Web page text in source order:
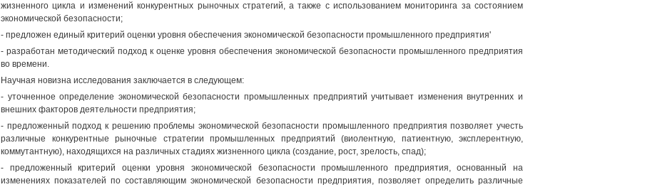
жизненного цикла и изменений конкурентных рыночных стратегий, а также с использованием мониторинга за состоянием
экономической безопасности;
- предложен единый критерий оценки уровня обеспечения экономической безопасности промышленного предприятия'
- разработан методический подход к оценке уровня обеспечения экономической безопасности промышленного предприятия
во времени.
Научная новизна исследования заключается в следующем:
- уточненное определение экономической безопасности промышленных предприятий учитывает изменения внутренних и
внешних факторов деятельности предприятия;
- предложенный подход к решению проблемы экономической безопасности промышленного предприятия позволяет учесть
различные конкурентные рыночные стратегии промышленных предприятий (виолентную, патиентную, эксплерентную,
коммутантную), находящихся на различных стадиях жизненного цикла (создание, рост, зрелость, спад);
- предложенный критерий оценки уровня экономической безопасности промышленного предприятия, основанный на
изменениях показателей по составляющим экономической безопасности предприятия, позволяет определить различные